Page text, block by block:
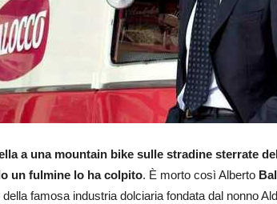
a una mountain bike sulle stradine sterrate
un fulmine lo ha colpito. È morto così Alberto
della famosa industria dolciaria fondata dal nonno